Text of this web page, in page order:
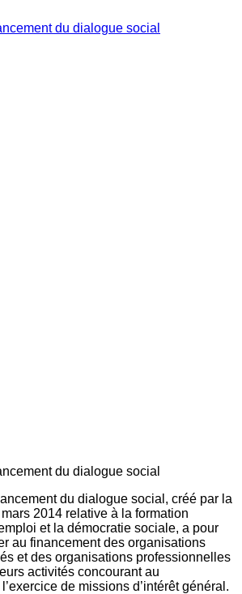
du dialogue social, créé par la
2014 relative à la formation
et la démocratie sociale, a pour
au financement des organisations
et des organisations professionnelles
activités concourant au
de missions d’intérêt général.